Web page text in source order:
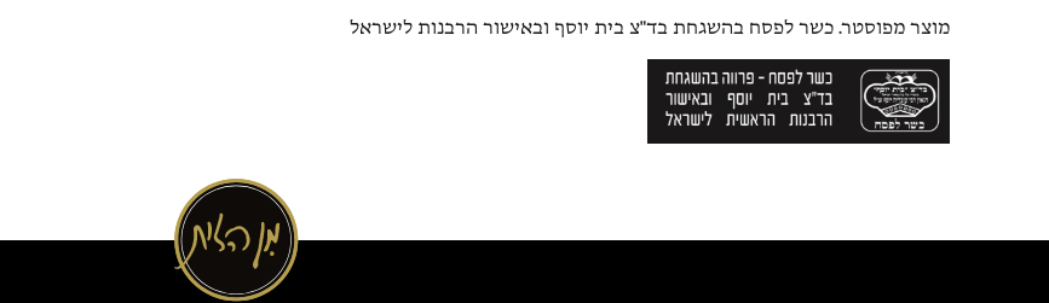
מוצר מפוסטר. כשר לפסח בהשגחת בד"צ בית יוסף ובאישור הרבנות לישראל